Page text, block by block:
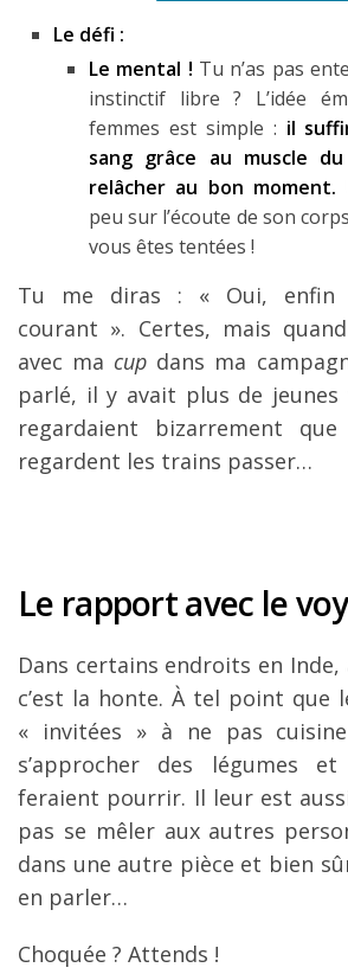
Le défi :
Le mental ! Tu n’as pas
instinctif libre ? L’idée
femmes est simple : il
sang grâce au muscle
relâcher au bon moment.
peu sur l’écoute de son
vous êtes tentées !
Tu me diras : « Oui, enfin
courant ». Certes, mais
avec ma cup dans ma
parlé, il y avait plus de jeunes
regardaient bizarrement
regardent les trains passer…
Le rapport avec le
Dans certains endroits en Inde,
c’est la honte. À tel point que
« invitées » à ne pas
s’approcher des légumes
feraient pourrir. Il leur est
pas se mêler aux autres
dans une autre pièce et bien
en parler…
Choquée ? Attends !